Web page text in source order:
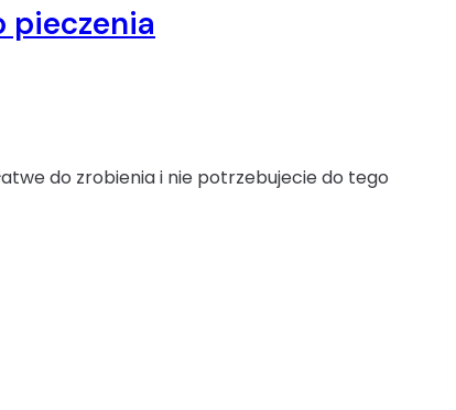
pieczenia
do zrobienia i nie potrzebujecie do tego